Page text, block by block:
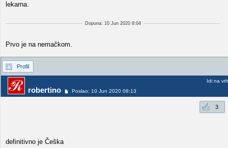
lekarna.
Dopuna: 10 Jun 2020 8:04
Prvo je na nemačkom.
Profil
robertino Poslao: 10 Jun 2020 08:13
Idi na vrh
3
definitivno je Češka